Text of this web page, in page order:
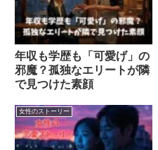
年収も学歴も「可愛げ」の
邪魔？孤独なエリートが隣
で見つけた素顔
女性のストーリー